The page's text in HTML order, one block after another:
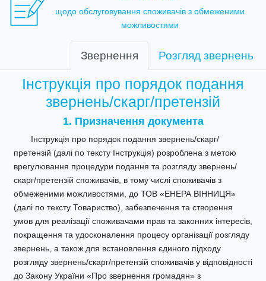
щодо обслуговування споживачів з обмеженими
можливостями
Звернення Розгляд звернень
Інструкція про порядок подання
звернень/скарг/претензій
1. Призначення документа
Інструкція про порядок подання звернень/скарг/
претензій (далі по тексту Інструкція) розроблена з метою
врегулювання процедури подання та розгляду звернень/
скарг/претензій споживачів, в тому числі споживачів з
обмеженими можливостями, до ТОВ «ЕНЕРА ВІННИЦЯ»
(далі по тексту Товариство), забезпечення та створення
умов для реалізації споживачами прав та законних інтересів,
покращення та удосконалення процесу організації розгляду
звернень, а також для встановлення єдиного підходу
розгляду звернень/скарг/претензій споживачів у відповідності
до Закону України «Про звернення громадян» з